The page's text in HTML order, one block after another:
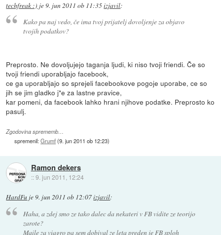
techfreak :) je 9. jun 2011 ob 11:35izjavil:
Kako pa naj vedo, če ima tvoj prijatelj dovoljenje za objavo
tvojih podatkov?
Preprosto. Ne dovoljujejo taganja ljudi, ki niso tvoji friendi. Če so
tvoji friendi uporabljajo facebook,
ce ga uporabljajo so sprejeli facebookove pogoje uporabe, ce so
jih se jim gladko j*e za lastne pravice,
kar pomeni, da facebook lahko hrani njihove podatke. Preprosto ko
pasulj.
Zgodovina sprememb…
spremenil:Grumf(9. jun 2011 ob 12:23)
Ramon dekers
::9. jun 2011, 12:24
HardFu je9. jun 2011 ob 12:07izjavil:
Haha, a zdej smo ze tako dalec da nekateri v FB vidite ze teorijo
zarote?
Maile za viagro pa sem dobival ze leta preden je FB sploh